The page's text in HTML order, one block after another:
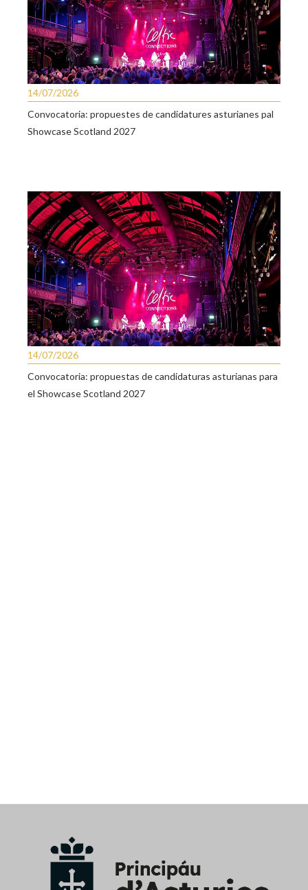
14/07/2026
Convocatoria: propuestes de candidatures asturianes pal
Showcase Scotland 2027
14/07/2026
Convocatoria: propuestas de candidaturas asturianas para
el Showcase Scotland 2027